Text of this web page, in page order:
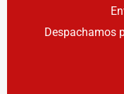
Despachamos